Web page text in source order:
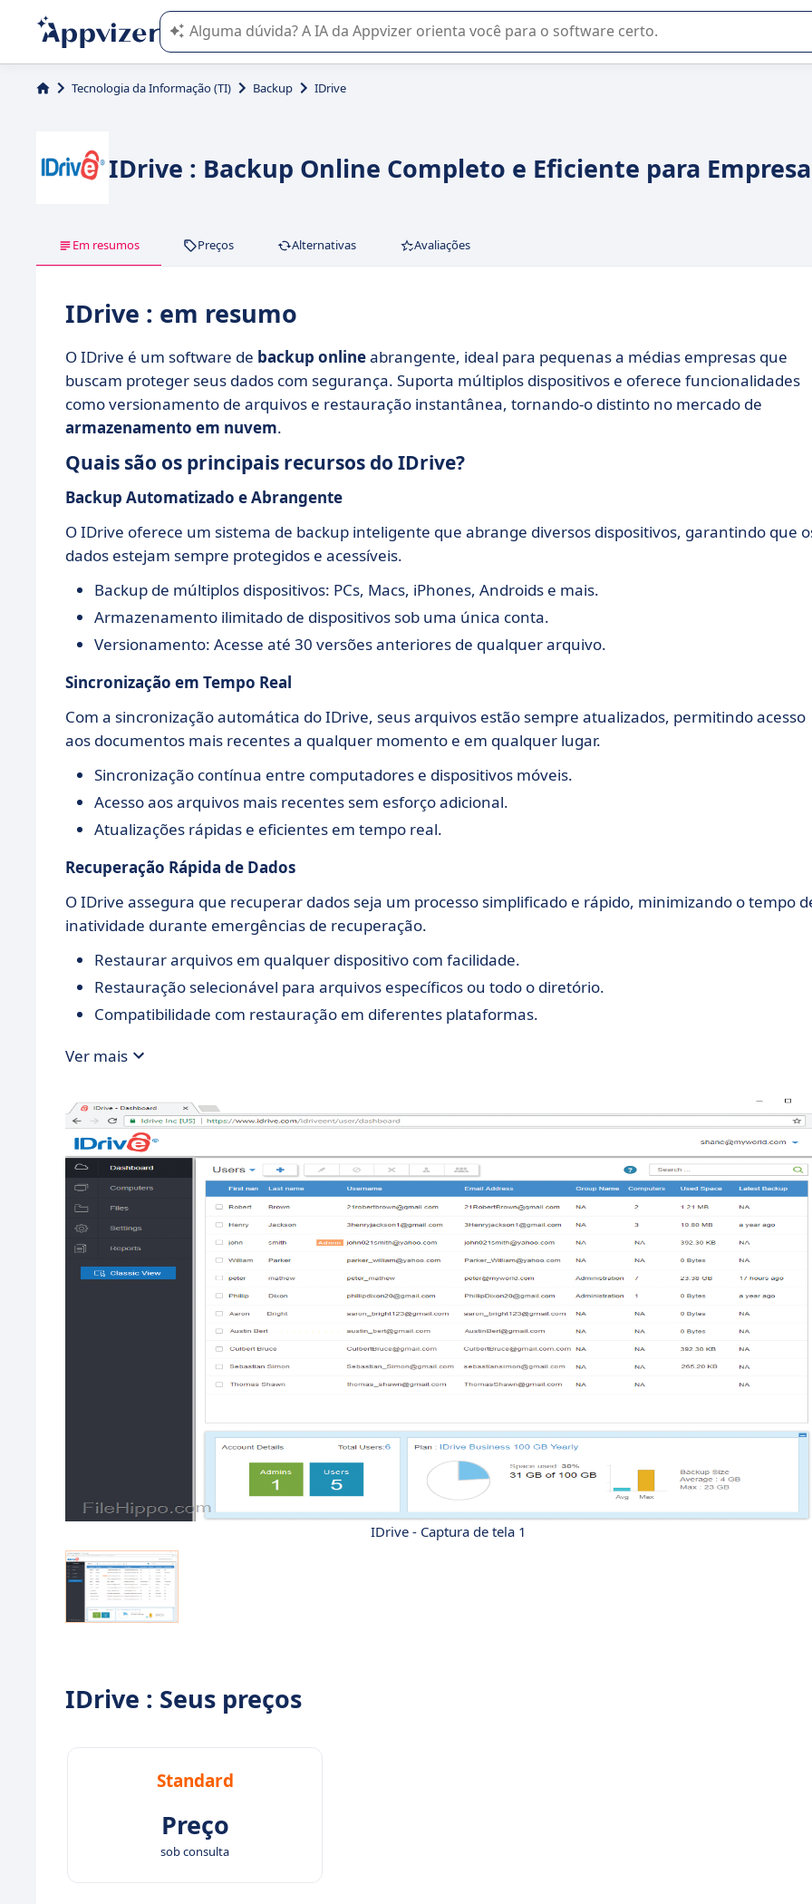
A IA do Appvizer o orienta no uso ou na seleção de software SaaS para sua empresa.
Tecnologia da Informação (TI) Backup IDrive
IDrive : Backup Online Completo e Eficiente para
Em resumos Preços Alternativas Avaliações
IDrive : em resumo
O IDrive é um software de backup onlineabrangente, ideal para pequenas a médias empresas que
buscam proteger seus dados com segurança. Suporta múltiplos dispositivos e oferece funcionalidades
como versionamento de arquivos e restauração instantânea, tornando-o distinto no mercado de
armazenamento em nuvem.
Quais são os principais recursos do IDrive?
Backup Automatizado e Abrangente
O IDrive oferece um sistema de backup inteligente que abrange diversos dispositivos, garantindo que
dados estejam sempre protegidos e acessíveis.
Backup de múltiplos dispositivos: PCs, Macs, iPhones, Androids e mais.
Armazenamento ilimitado de dispositivos sob uma única conta.
Versionamento: Acesse até 30 versões anteriores de qualquer arquivo.
Sincronização em Tempo Real
Com a sincronização automática do IDrive, seus arquivos estão sempre atualizados, permitindo acesso
aos documentos mais recentes a qualquer momento e em qualquer lugar.
Sincronização contínua entre computadores e dispositivos móveis.
Acesso aos arquivos mais recentes sem esforço adicional.
Atualizações rápidas e eficientes em tempo real.
Recuperação Rápida de Dados
O IDrive assegura que recuperar dados seja um processo simplificado e rápido, minimizando o tempo
inatividade durante emergências de recuperação.
Restaurar arquivos em qualquer dispositivo com facilidade.
Restauração selecionável para arquivos específicos ou todo o diretório.
Compatibilidade com restauração em diferentes plataformas.
Ver mais
IDrive - Captura de tela 1
IDrive : Seus preços
Standard
Preço
sob consulta